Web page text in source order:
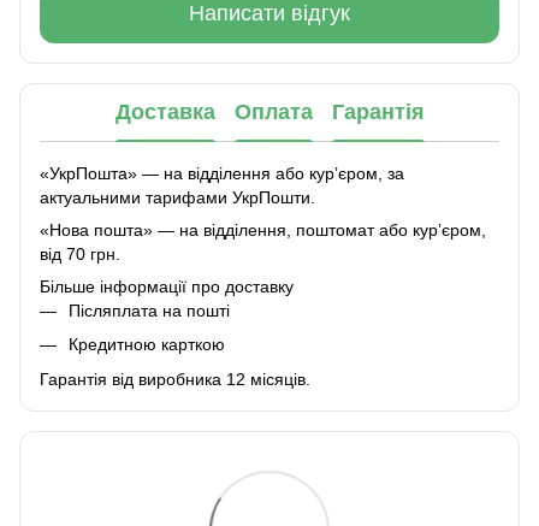
Написати відгук
Доставка Оплата Гарантія
«УкрПошта» — на відділення або курʼєром, за
актуальними тарифами УкрПошти.
«Нова пошта» — на відділення, поштомат або курʼєром,
від 70 грн.
Більше інформації про доставку
Післяплата на пошті
Кредитною карткою
Гарантія від виробника 12 місяців.